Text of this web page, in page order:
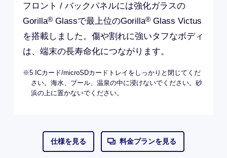
フロント / バックパネルには強化ガラスの
Gorilla®Glassで最上位のGorilla®Glass Victus
を搭載しました。傷や割れに強いタフなボディ
は、端末の長寿命化につながります。
※5 ICカード/microSDカードトレイをしっかりと閉じてくだ
さい。海水、プール、温泉の中に浸けないでください。砂
浜の上に置かないでください。
仕様を見る 料金プランを見る